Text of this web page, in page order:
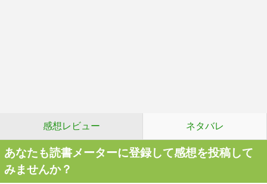
感想レビュー ネタバレ
あなたも読書メーターに登録して感想を投稿して
みませんか？